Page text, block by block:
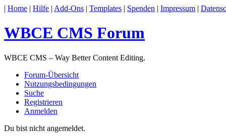
| Home | Hilfe | Add-Ons | Templates | Spenden | Impressum |
WBCE CMS Forum
WBCE CMS – Way Better Content Editing.
Forum-Übersicht
Nutzungsbedingungen
Suche
Registrieren
Anmelden
Du bist nicht angemeldet.